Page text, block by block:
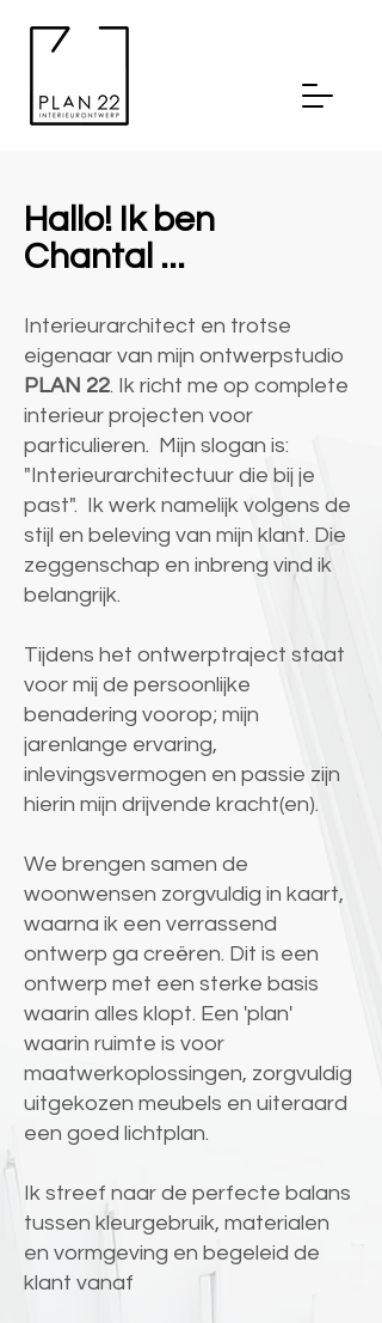
Hallo! Ik ben
Chantal ...
Interieurarchitect en trotse
eigenaar van mijn ontwerpstudio
PLAN 22. Ik richt me op complete
interieur projecten voor
particulieren. Mijn slogan is:
"Interieurarchitectuur die bij je
past". Ik werk namelijk volgens de
stijl en beleving van mijn klant. Die
zeggenschap en inbreng vind ik
belangrijk.
Tijdens het ontwerptraject staat
voor mij de persoonlijke
benadering voorop; mijn
jarenlange ervaring,
inlevingsvermogen en passie zijn
hierin mijn drijvende kracht(en).
We brengen samen de
woonwensen zorgvuldig in kaart,
waarna ik een verrassend
ontwerp ga creëren. Dit is een
ontwerp met een sterke basis
waarin alles klopt. Een 'plan'
waarin ruimte is voor
maatwerkoplossingen, zorgvuldig
uitgekozen meubels en uiteraard
een goed lichtplan.
Ik streef naar de perfecte balans
tussen kleurgebruik, materialen
en vormgeving en begeleid de
klant vanaf